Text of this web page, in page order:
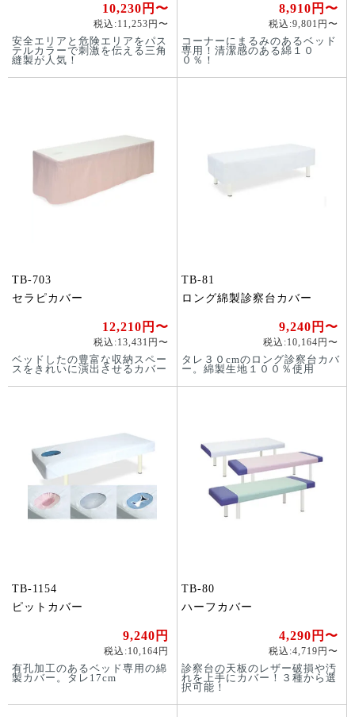
10,230円〜
税込:11,253円〜
安全エリアと危険エリアをパス
テルカラーで刺激を伝える三角
縫製が人気！
8,910円〜
税込:9,801円〜
コーナーにまるみのあるベッド
専用！清潔感のある綿１０
０％！
TB-703
セラピカバー
12,210円〜
税込:13,431円〜
ベッドしたの豊富な収納スペー
スをきれいに演出させるカバー
TB-81
ロング綿製診察台カバー
9,240円〜
税込:10,164円〜
タレ３０cmのロング診察台カバ
ー。綿製生地１００％使用
TB-1154
ピットカバー
9,240円
税込:10,164円
有孔加工のあるベッド専用の綿
製カバー。タレ17cm
TB-80
ハーフカバー
4,290円〜
税込:4,719円〜
診察台の天板のレザー破損や汚
れを上手にカバー！３種から選
択可能！